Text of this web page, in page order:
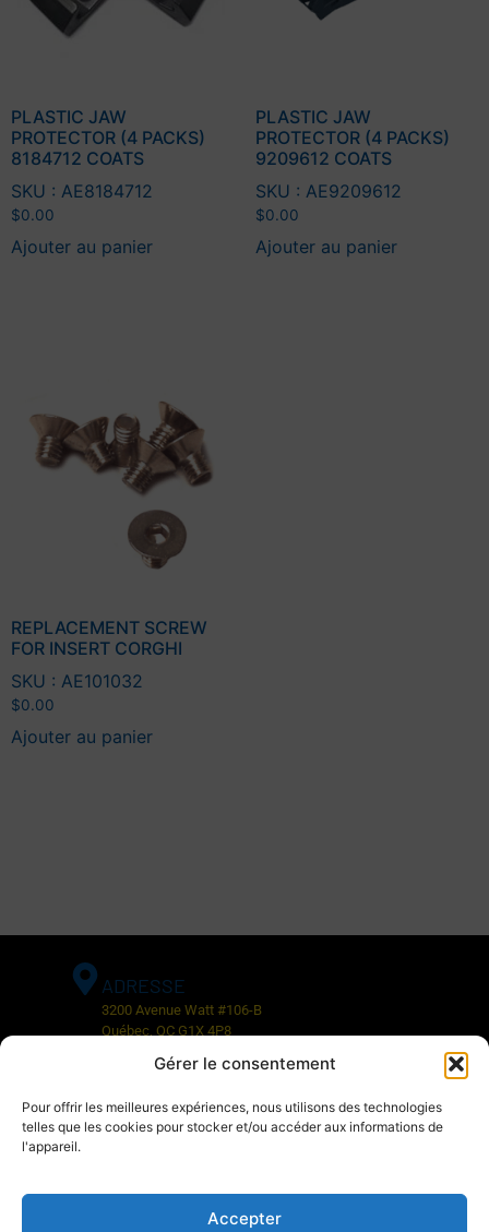
Gérer le consentement
Pour offrir les meilleures expériences, nous utilisons des technologies
telles que les cookies pour stocker et/ou accéder aux informations de
l'appareil.
Accepter
PLASTIC JAW
PROTECTOR (4 PACKS)
8184712 COATS
SKU : AE8184712
$0.00
Ajouter au panier
PLASTIC JAW
PROTECTOR (4 PACKS)
9209612 COATS
SKU : AE9209612
$0.00
Ajouter au panier
REPLACEMENT SCREW
FOR INSERT CORGHI
SKU : AE101032
$0.00
Ajouter au panier
ADRESSE
3200 Avenue Watt #106-B
Québec, QC G1X 4P8
Téléphone: 418-977-8181
Sans frais: 1-877-744-8181